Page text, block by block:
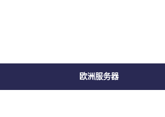
欧洲服务器